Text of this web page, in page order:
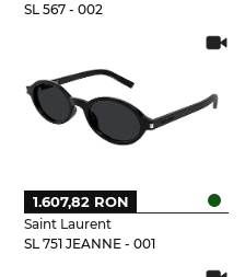
SL 567 - 002
Saint Laurent
SL 751 JEANNE - 001
1.607,82 RON